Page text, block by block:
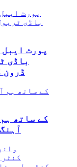
پورٹ
باڈی
برائے DJI AVATA 2 RC ڈرون